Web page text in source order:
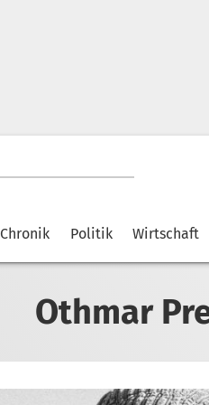
Chronik Politik Wirtschaft
Othmar